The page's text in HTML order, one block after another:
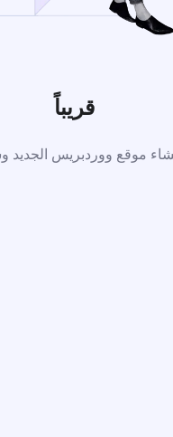
قريباً
موقع ووردبريس الجديد